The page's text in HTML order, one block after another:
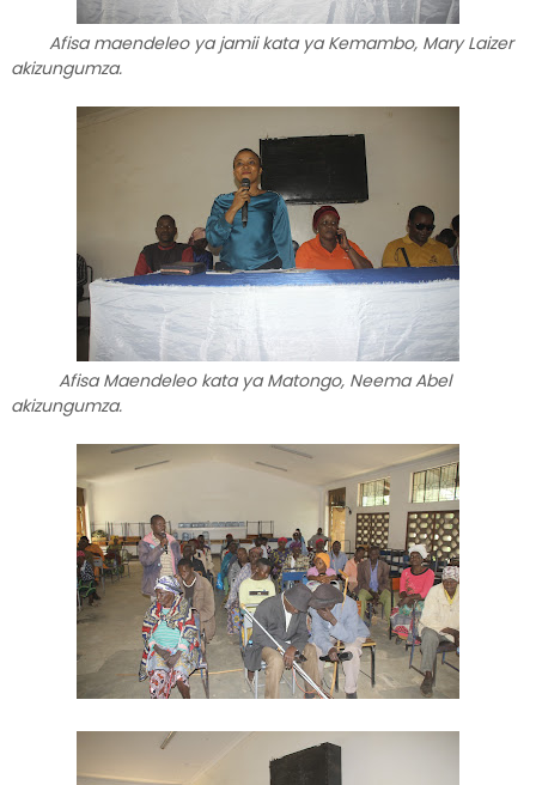
Afisa maendeleo ya jamii kata ya Kemambo, Mary Laizer
akizungumza.
Afisa Maendeleo kata ya Matongo, Neema Abel
akizungumza.